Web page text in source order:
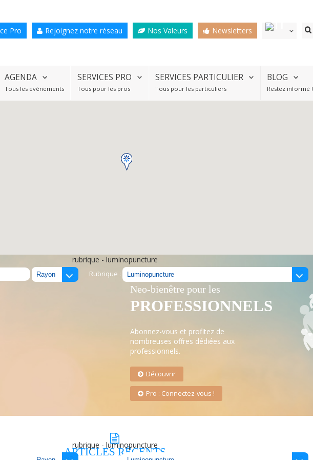
Pro Rejoignez notre réseau Nos Valeurs Newsletters
AGENDA
Tous les évènements
SERVICES PRO
Tous pour les pros
SERVICES PARTICULIER
Tous pour les particuliers
BLOG
Restez informé !
rubrique - luminopuncture
Rubrique :
rubrique - luminopuncture
LE RÉSEAU
Neo-bienêtre pour les
PROFESSIONNELS
Abonnez-vous et profitez de
nombreuses offres dédiées aux
professionnels.
Découvrir
Pro : Connectez-vous !
ARTICLES RÉCENTS